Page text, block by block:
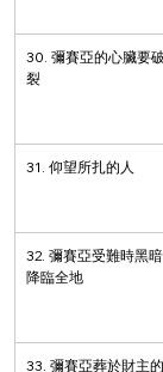
30. 彌賽亞的心臟要破
裂
31. 仰望所扎的人
32. 彌賽亞受難時黑暗
降臨全地
33. 彌賽亞葬於財主的